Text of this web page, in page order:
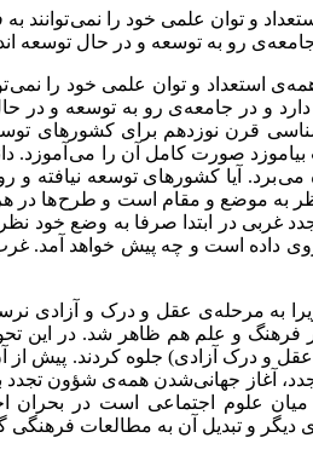
و توان علمی خود را نمی توانند به
جامعه‌ی رو به توسعه و در حال توسعه
استعداد و توان علمی خود را نمی
دارد و در جامعه‌ی رو به توسعه و در
قرن نوزدهم برای کشورهای
صورت کامل آن را می آموزد.
آیا کشورهای توسعه نیافته و
به موضع و مقام است و طرح ها در
غربی در ابتدا صرفا به وضع خود
روی داده است و چه پیش خواهد
به مرحله‌ی عقل و درک و آزادی
و علم هم ظاهر شد. در این
آزادی) جلوه کردند. پیش از آن
آغاز جهانی‌شدن همه‌ی شؤون
علوم اجتماعی است در بحران
و تبدیل آن به مطالعات فرهنگی